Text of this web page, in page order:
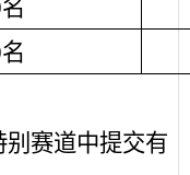
名
名
别赛道中提交有